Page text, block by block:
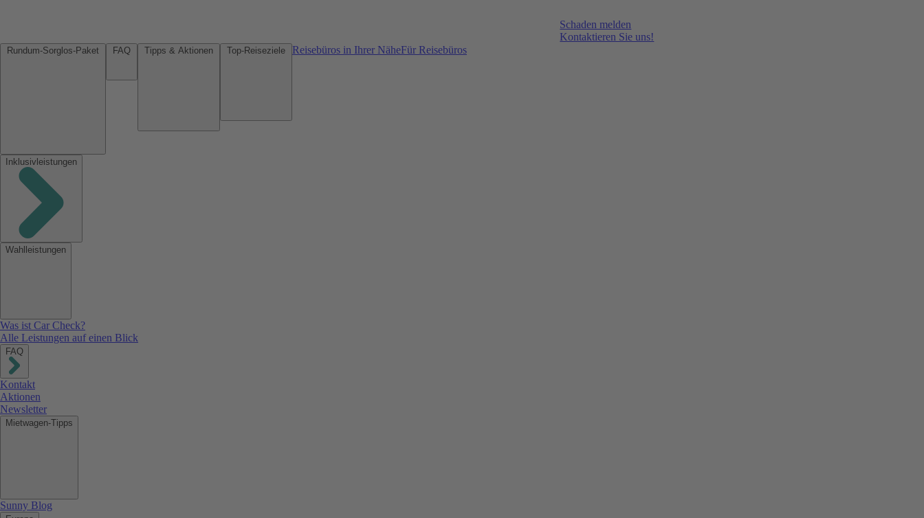
Schaden melden
Kontaktieren Sie uns!
Reisebüros in Ihrer NäheFür Reisebüros
Inklusivleistungen
Wahlleistungen
Was ist Car Check?
Alle Leistungen auf einen Blick
FAQ
Kontakt
Aktionen
Newsletter
Mietwagen-Tipps
Sunny Blog